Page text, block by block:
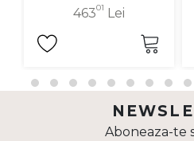
46301 Lei
Aboneaza-te